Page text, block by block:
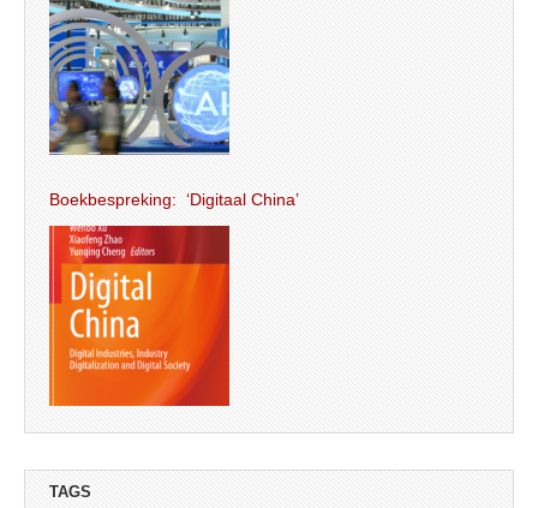
Boekbespreking: ‘Digitaal China’
TAGS